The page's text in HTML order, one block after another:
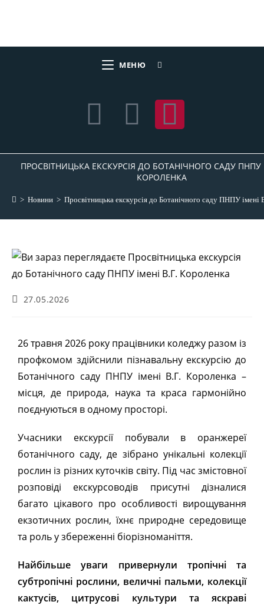
МЕНЮ
ПРОСВІТНИЦЬКА ЕКСКУРСІЯ ДО БОТАНІЧНОГО САДУ ПНПУ
КОРОЛЕНКА
> Новини > Просвітницька екскурсія до Ботанічного саду ПНПУ імені
27.05.2026
26 травня 2026 року працівники коледжу разом із
профкомом здійснили пізнавальну екскурсію до
Ботанічного саду ПНПУ імені В.Г. Короленка –
місця, де природа, наука та краса гармонійно
поєднуються в одному просторі.
Учасники екскурсії побували в оранжереї
ботанічного саду, де зібрано унікальні колекції
рослин із різних куточків світу. Під час змістовної
розповіді екскурсоводів присутні дізналися
багато цікавого про особливості вирощування
екзотичних рослин, їхнє природне середовище
та роль у збереженні біорізноманіття.
Найбільше уваги привернули тропічні та
субтропічні рослини, величні пальми, колекції
кактусів, цитрусові культури та яскраві